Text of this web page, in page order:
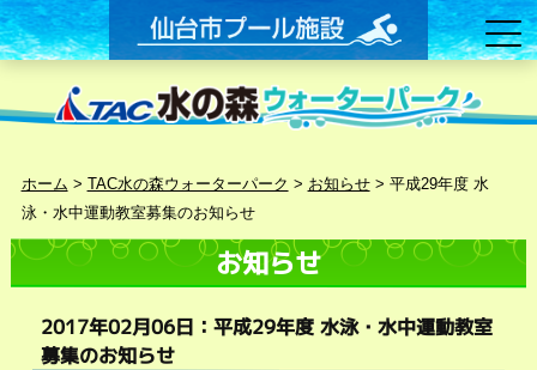
ホーム > TAC水の森ウォーターパーク > お知らせ> 平成29年度 水
泳・水中運動教室募集のお知らせ
お知らせ
2017年02月06日：平成29年度 水泳・水中運動教室
募集のお知らせ